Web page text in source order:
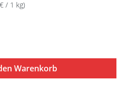
/ 1 kg)
Warenkorb